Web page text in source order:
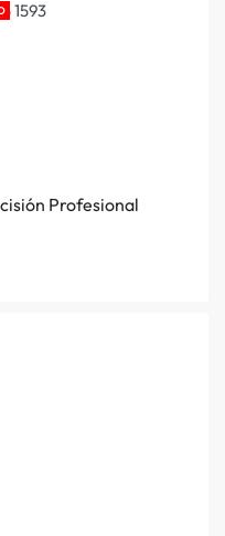
Profesional